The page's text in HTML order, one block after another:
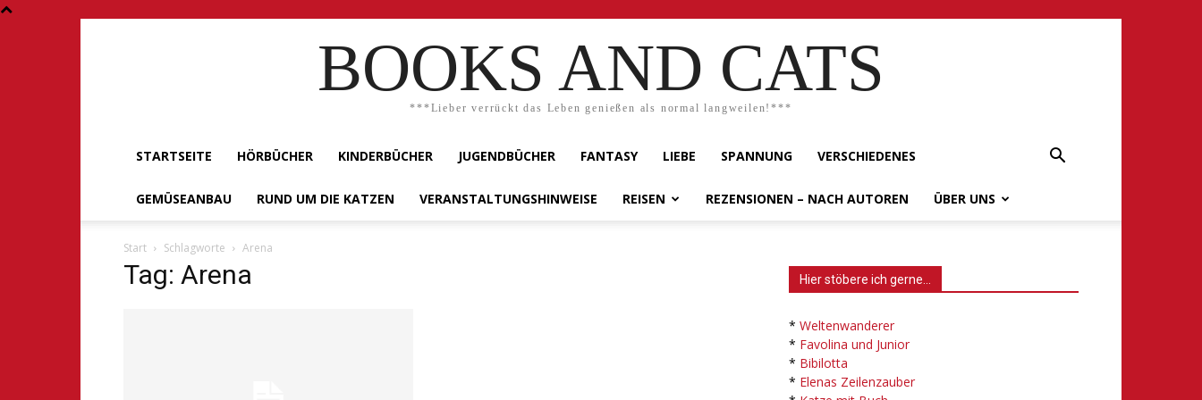
BOOKS AND CATS
***Lieber verrückt das Leben genießen als normal langweilen!***
STARTSEITE HÖRBÜCHER KINDERBÜCHER JUGENDBÜCHER FANTASY LIEBE SPANNUNG VERSCHIEDENES
GEMÜSEANBAU RUND UM DIE KATZEN VERANSTALTUNGSHINWEISE REISEN REZENSIONEN – NACH AUTOREN ÜBER UNS
Start Schlagworte Arena
Tag: Arena Hier stöbere ich gerne…
* Weltenwanderer
* Favolina und Junior
* Bibilotta
* Elenas Zeilenzauber